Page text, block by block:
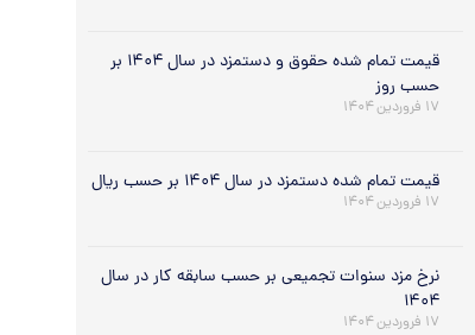
قیمت تمام شده حقوق و دستمزد در سال ۱۴۰۴ بر
حسب روز
۱۷ فروردین ۱۴۰۴
قیمت تمام شده دستمزد در سال ۱۴۰۴ بر حسب ریال
۱۷ فروردین ۱۴۰۴
نرخ مزد سنوات تجمیعی بر حسب سابقه کار در سال
۱۴۰۴
۱۷ فروردین ۱۴۰۴